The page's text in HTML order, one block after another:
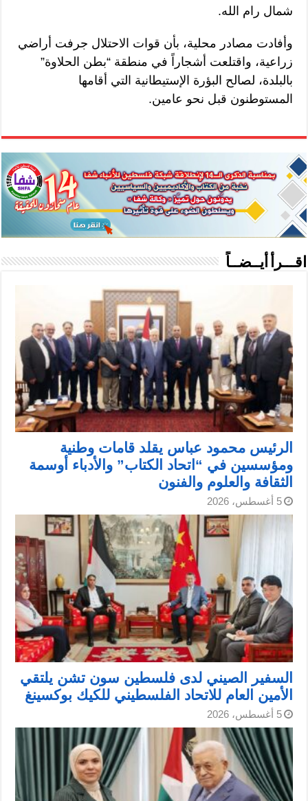
شمال رام الله.
وأفادت مصادر محلية، بأن قوات الاحتلال جرفت أراضي
زراعية، واقتلعت أشجاراً في منطقة “بطن الحلاوة”
بالبلدة، لصالح البؤرة الإستيطانية التي أقامها
المستوطنون قبل نحو عامين.
اقـــرأ أيــضــاً
الرئيس محمود عباس يقلد قامات وطنية
ومؤسسين في “اتحاد الكتاب” والأدباء أوسمة
الثقافة والعلوم والفنون
5 أغسطس، 2026
السفير الصيني لدى فلسطين سون تشن يلتقي
الأمين العام للاتحاد الفلسطيني للكيك بوكسينغ
5 أغسطس، 2026